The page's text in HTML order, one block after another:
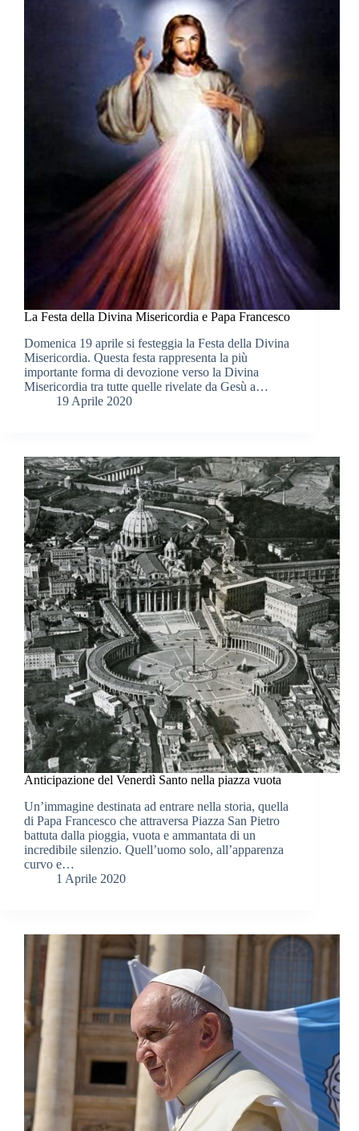
La Festa della Divina Misericordia e Papa Francesco
Domenica 19 aprile si festeggia la Festa della Divina
Misericordia. Questa festa rappresenta la più
importante forma di devozione verso la Divina
Misericordia tra tutte quelle rivelate da Gesù a…
19 Aprile 2020
Anticipazione del Venerdì Santo nella piazza vuota
Un’immagine destinata ad entrare nella storia, quella
di Papa Francesco che attraversa Piazza San Pietro
battuta dalla pioggia, vuota e ammantata di un
incredibile silenzio. Quell’uomo solo, all’apparenza
curvo e…
1 Aprile 2020